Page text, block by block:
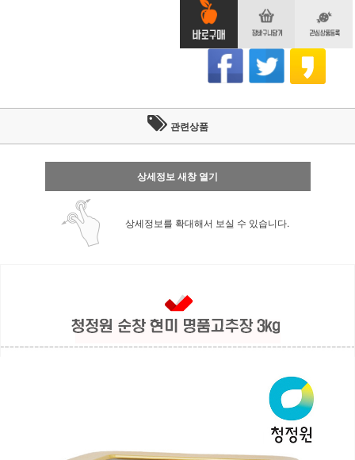
관련상품
상세정보 새창 열기
상세정보를 확대해서 보실 수 있습니다.